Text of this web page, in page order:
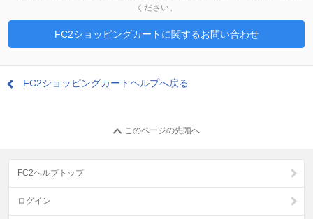
ください。
FC2ショッピングカートに関するお問い合わせ
FC2ショッピングカートヘルプへ戻る
このページの先頭へ
FC2ヘルプトップ
ログイン